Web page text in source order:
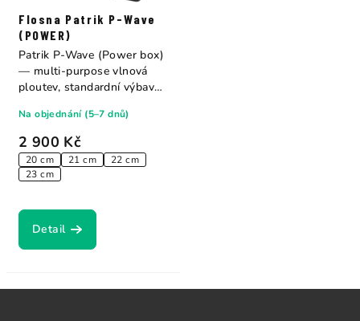
Flosna Patrik P-Wave
(POWER)
2 900 Kč
20 cm 21 cm
22 cm
23 cm
Na objednání (5–7 dnů)
Detail
Patrik P-Wave (Power box)
— multi-purpose vlnová
ploutev, standardní výbava